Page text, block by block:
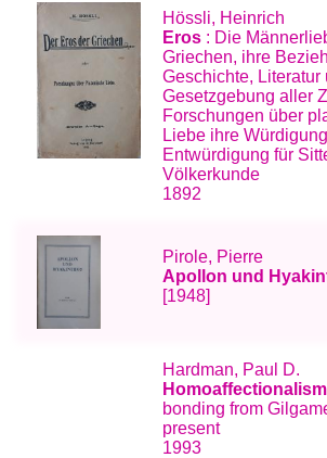
Hössli, Heinrich
Eros : Die
Griechen, ihre
Geschichte, Literatur
Gesetzgebung aller
Forschungen über
Liebe ihre
Entwürdigung für
Völkerkunde
1892
Pirole, Pierre
Apollon und
[1948]
Hardman, Paul D.
Homoaffectionalism
bonding from
present
1993